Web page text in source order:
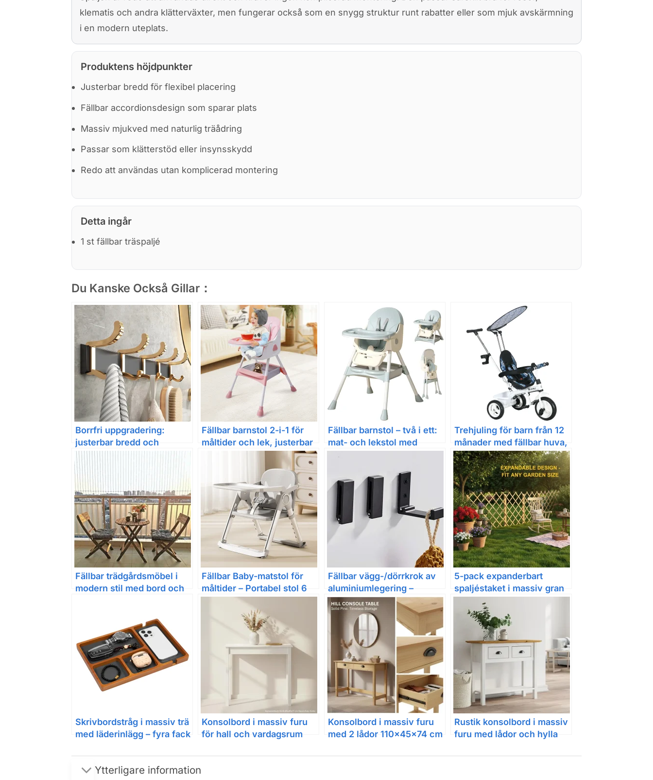
klematis och andra klätterväxter, men fungerar också som en snygg struktur runt rabatter eller som mjuk avskärmning
i en modern uteplats.
Produktens höjdpunkter
Justerbar bredd för flexibel placering
Fällbar accordionsdesign som sparar plats
Massiv mjukved med naturlig träådring
Passar som klätterstöd eller insynsskydd
Redo att användas utan komplicerad montering
Detta ingår
1 st fällbar träspaljé
Du Kanske Också Gillar：
Borrfri uppgradering:
justerbar bredd och
tjocklek – dörrkrok,
klädkrok för badrum och
kök (6-pack)
Fällbar barnstol 2-i-1 för
måltider och lek, justerbar
höjd, med 1-set
livsmedelsklass PP-bestick
för 6 månader–6 år
Fällbar barnstol – två i ett:
mat- och lekstol med
dubbel bricka och
Trehjuling för barn från 12
månader med fällbar huva,
avtagbart teleskophandtag
och flaskhållare – Blå/Vit
Fällbar trädgårdsmöbel i
modern stil med bord och
Fällbar Baby-matstol för
måltider – Portabel stol 6
månader till cirka 3 år
Fällbar vägg-/dörrkrok av
aluminiumlegering –
rosttålig enkrok för kläder,
väskor och hattar
5-pack expanderbart
spaljéstaket i massiv gran
180 x 80 cm för trädgård
Skrivbordstråg i massiv trä
med läderinlägg – fyra fack
Konsolbord i massiv furu
för hall och vardagsrum
Konsolbord i massiv furu
med 2 lådor 110x45x74 cm
Rustik konsolbord i massiv
furu med lådor och hylla
Ytterligare information